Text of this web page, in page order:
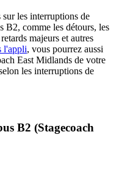
les interruptions de
B2, comme les détours, les
majeurs et autres
l'appli, vous pourrez aussi
East Midlands de votre
les interruptions de
B2 (Stagecoach